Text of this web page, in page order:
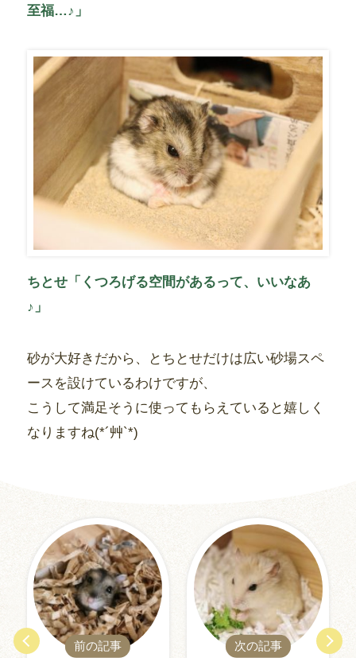
至福…♪」
ちとせ「くつろげる空間があるって、いいなあ
♪」
砂が大好きだから、とちとせだけは広い砂場スペ
ースを設けているわけですが、
こうして満足そうに使ってもらえていると嬉しく
なりますね(*´艸`*)
前の記事 次の記事